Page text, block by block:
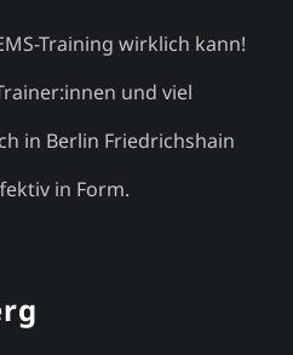
Training wirklich kann!
und viel
in Berlin Friedrichshain
in Form.